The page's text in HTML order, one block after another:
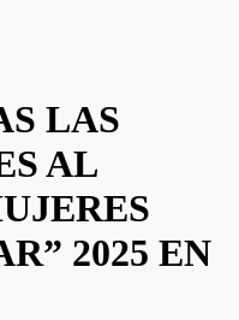
LAS
AL
2025 EN